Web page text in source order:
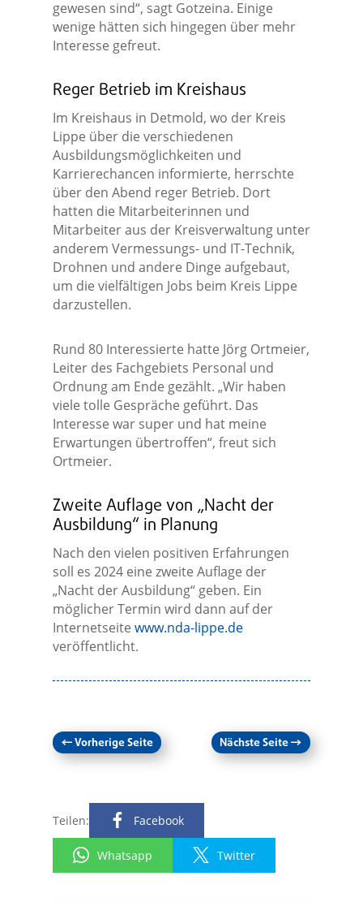
gewesen sind“, sagt Gotzeina. Einige
wenige hätten sich hingegen über mehr
Interesse gefreut.
Reger Betrieb im Kreishaus
Im Kreishaus in Detmold, wo der Kreis
Lippe über die verschiedenen
Ausbildungsmöglichkeiten und
Karrierechancen informierte, herrschte
über den Abend reger Betrieb. Dort
hatten die Mitarbeiterinnen und
Mitarbeiter aus der Kreisverwaltung unter
anderem Vermessungs- und IT-Technik,
Drohnen und andere Dinge aufgebaut,
um die vielfältigen Jobs beim Kreis Lippe
darzustellen.
Rund 80 Interessierte hatte Jörg Ortmeier,
Leiter des Fachgebiets Personal und
Ordnung am Ende gezählt. „Wir haben
viele tolle Gespräche geführt. Das
Interesse war super und hat meine
Erwartungen übertroffen“, freut sich
Ortmeier.
Zweite Auflage von „Nacht der
Ausbildung“ in Planung
Nach den vielen positiven Erfahrungen
soll es 2024 eine zweite Auflage der
„Nacht der Ausbildung“ geben. Ein
möglicher Termin wird dann auf der
Internetseite www.nda-lippe.de
veröffentlicht.
←Vorherige Seite Nächste Seite→
Teilen: Facebook
Whatsapp Twitter